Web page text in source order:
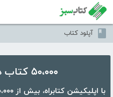
آپلود کتاب
۵۰،۰۰۰ کتاب در موبایل شما